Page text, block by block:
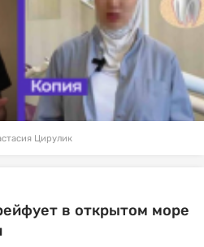
Цирулик
в открытом море